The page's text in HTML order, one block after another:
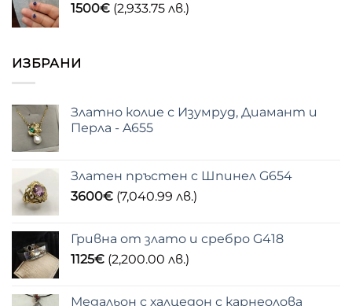
1500€ (2,933.75 лв.)
ИЗБРАНИ
Златно колие с Изумруд, Диамант и
Перла - A655
Златен пръстен с Шпинел G654
3600€ (7,040.99 лв.)
Гривна от злато и сребро G418
1125€ (2,200.00 лв.)
Медальон с халцедон с карнеолова